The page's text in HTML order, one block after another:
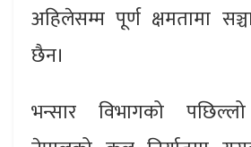
अहिलेसम्म पूर्ण क्षमतामा
छैन।
भन्सार विभागको